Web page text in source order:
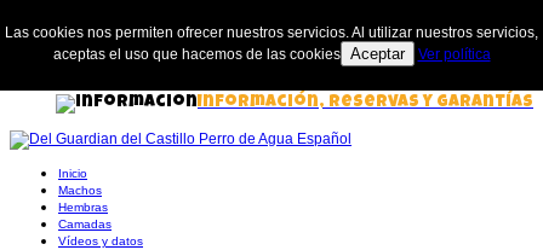
Información, Reservas y Garantías
Inicio
Machos
Hembras
Camadas
Vídeos y datos
Las cookies nos permiten ofrecer nuestros servicios. Al utilizar nuestros servicios,
aceptas el uso que hacemos de las cookies
Aceptar Ver política